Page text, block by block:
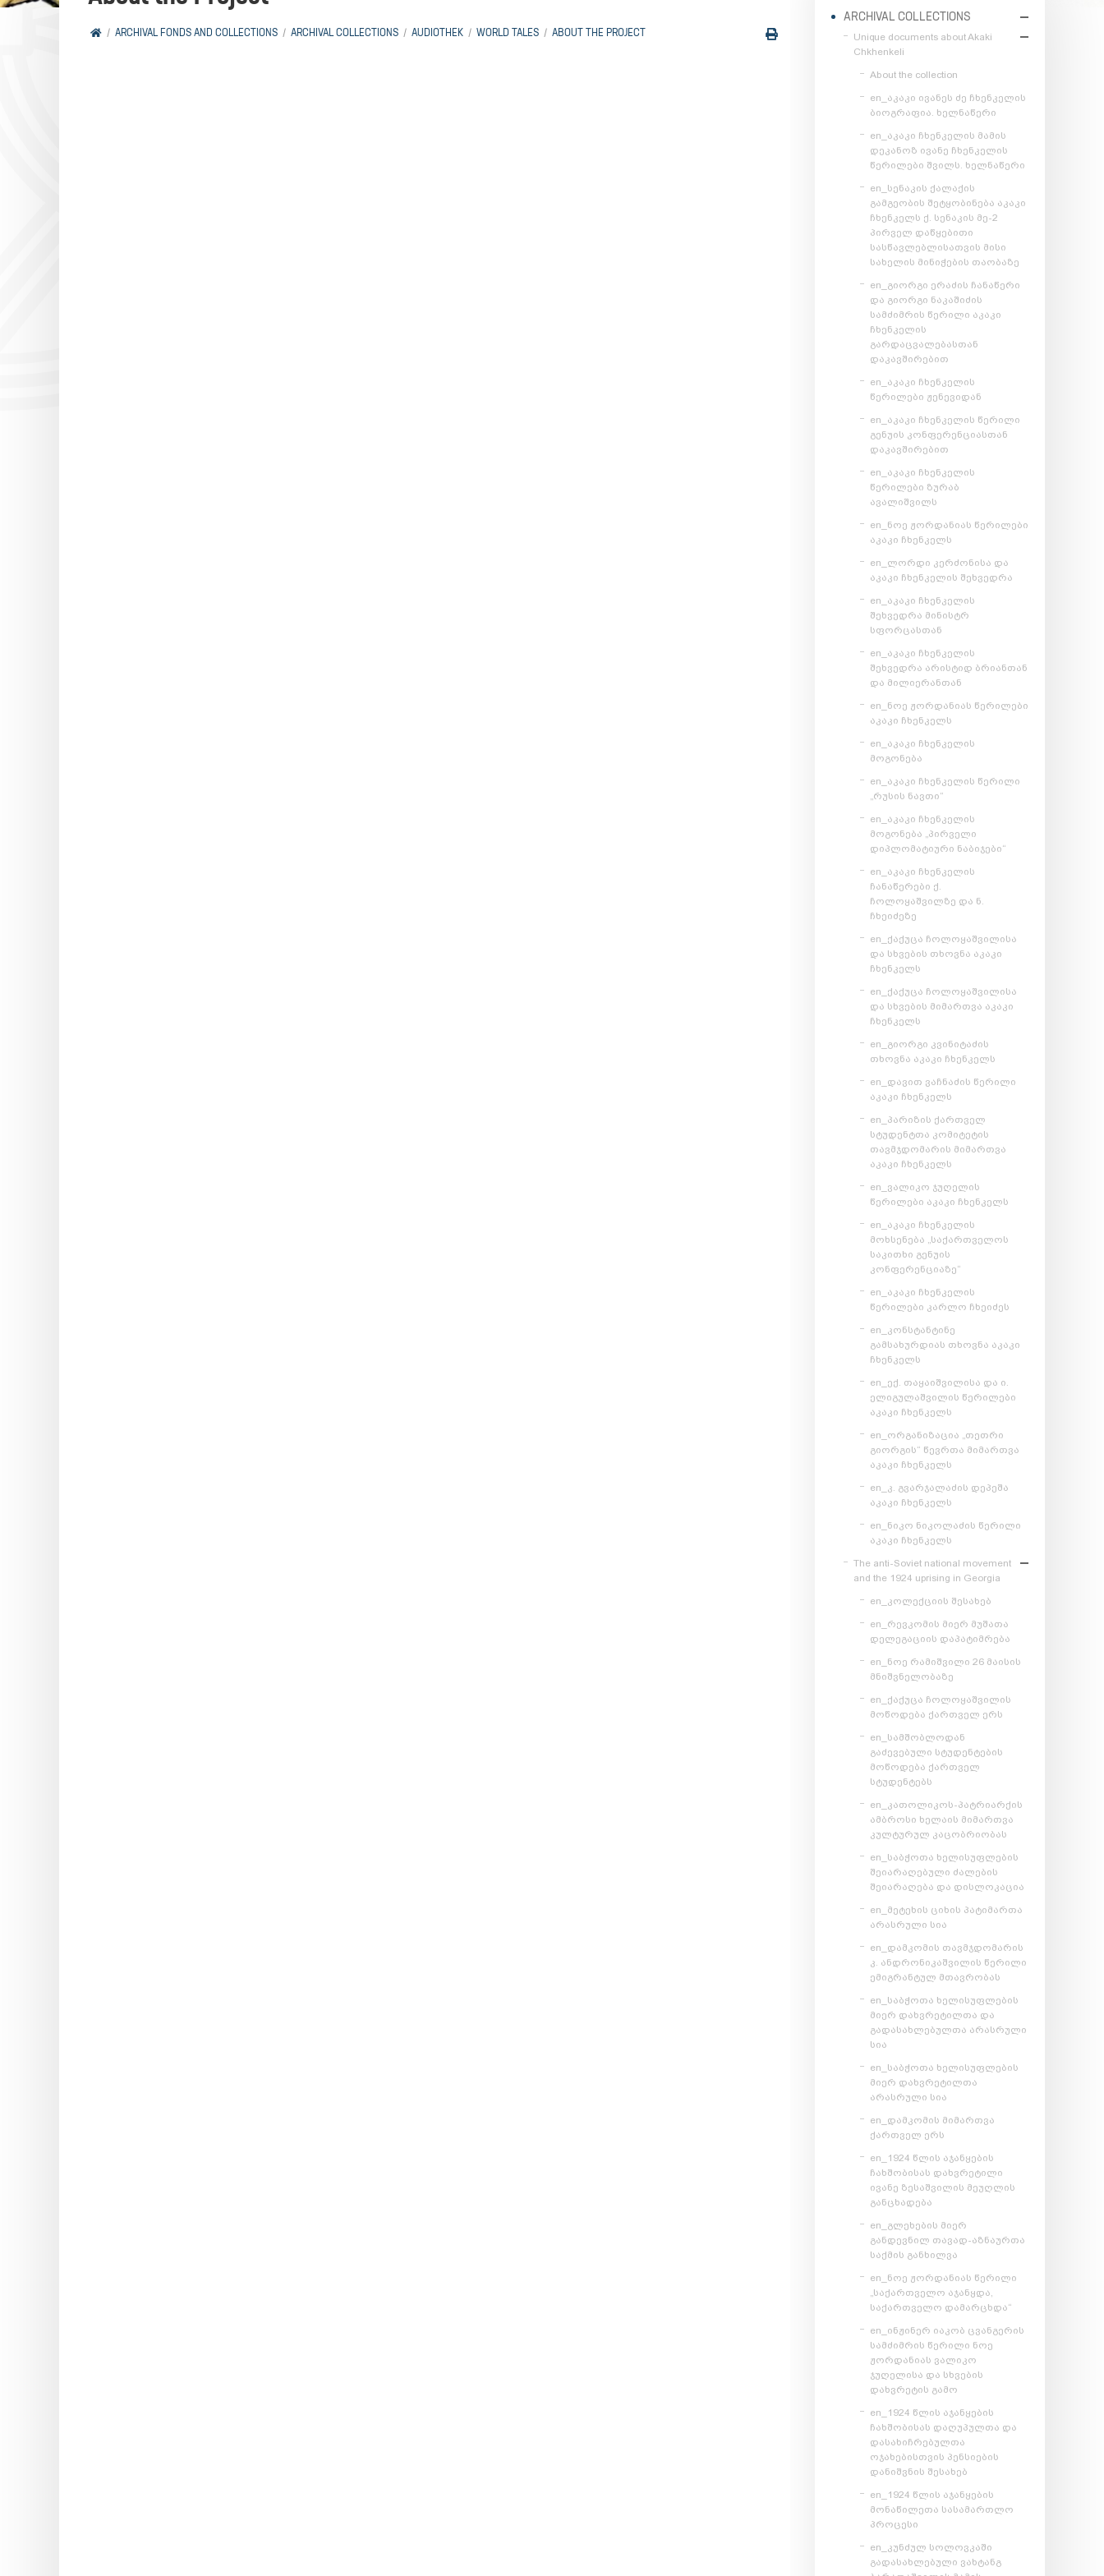
ARCHIVAL FONDS AND COLLECTIONS ARCHIVAL COLLECTIONS AUDIOTHEK WORLD TALES ABOUT THE PROJECT
ARCHIVAL COLLECTIONS
Unique documents about Akaki
Chkhenkeli
About the collection
en_აკაკი ივანეს ძე ჩხენკელის
ბიოგრაფია. ხელნაწერი
en_აკაკი ჩხენკელის მამის
დეკანოზ ივანე ჩხენკელის
წერილები შვილს. ხელნაწერი
en_სენაკის ქალაქის
გამგეობის შეტყობინება აკაკი
ჩხენკელს ქ. სენაკის მე-2
პირველ დაწყებითი
სასწავლებლისათვის მისი
სახელის მინიჭების თაობაზე
en_გიორგი ერაძის ჩანაწერი
და გიორგი ნაკაშიძის
სამძიმრის წერილი აკაკი
ჩხენკელის
გარდაცვალებასთან
დაკავშირებით
en_აკაკი ჩხენკელის
წერილები ჟენევიდან
en_აკაკი ჩხენკელის წერილი
გენუის კონფერენციასთან
დაკავშირებით
en_აკაკი ჩხენკელის
წერილები ზურაბ
ავალიშვილს
en_ნოე ჟორდანიას წერილები
აკაკი ჩხენკელს
en_ლორდი კერძონისა და
აკაკი ჩხენკელის შეხვედრა
en_აკაკი ჩხენკელის
შეხვედრა მინისტრ
სფორცასთან
en_აკაკი ჩხენკელის
შეხვედრა არისტიდ ბრიანთან
და მილიერანთან
en_ნოე ჟორდანიას წერილები
აკაკი ჩხენკელს
en_აკაკი ჩხენკელის
მოგონება
en_აკაკი ჩხენკელის წერილი
„რუსის ნავთი“
en_აკაკი ჩხენკელის
მოგონება „პირველი
დიპლომატიური ნაბიჯები“
en_აკაკი ჩხენკელის
ჩანაწერები ქ.
ჩოლოყაშვილზე და ნ.
ჩხეიძეზე
en_ქაქუცა ჩოლოყაშვილისა
და სხვების თხოვნა აკაკი
ჩხენკელს
en_ქაქუცა ჩოლოყაშვილისა
და სხვების მიმართვა აკაკი
ჩხენკელს
en_გიორგი კვინიტაძის
თხოვნა აკაკი ჩხენკელს
en_დავით ვაჩნაძის წერილი
აკაკი ჩხენკელს
en_პარიზის ქართველ
სტუდენტთა კომიტეტის
თავმჯდომარის მიმართვა
აკაკი ჩხენკელს
en_ვალიკო ჯუღელის
წერილები აკაკი ჩხენკელს
en_აკაკი ჩხენკელის
მოხსენება „საქართველოს
საკითხი გენუის
კონფერენციაზე“
en_აკაკი ჩხენკელის
წერილები კარლო ჩხეიძეს
en_კონსტანტინე
გამსახურდიას თხოვნა აკაკი
ჩხენკელს
en_ექ. თაყაიშვილისა და ი.
ელიგულაშვილის წერილები
აკაკი ჩხენკელს
en_ორგანიზაცია „თეთრი
გიორგის“ წევრთა მიმართვა
აკაკი ჩხენკელს
en_კ. გვარჯალაძის დეპეშა
აკაკი ჩხენკელს
en_ნიკო ნიკოლაძის წერილი
აკაკი ჩხენკელს
The anti-Soviet national movement
and the 1924 uprising in Georgia
en_კოლექციის შესახებ
en_რევკომის მიერ მუშათა
დელეგაციის დაპატიმრება
en_ნოე რამიშვილი 26 მაისის
მნიშვნელობაზე
en_ქაქუცა ჩოლოყაშვილის
მოწოდება ქართველ ერს
en_სამშობლოდან
გაძევებული სტუდენტების
მოწოდება ქართველ
სტუდენტებს
en_კათოლიკოს-პატრიარქის
ამბროსი ხელაის მიმართვა
კულტურულ კაცობრიობას
en_საბჭოთა ხელისუფლების
შეიარაღებული ძალების
შეიარაღება და დისლოკაცია
en_მეტეხის ციხის პატიმართა
არასრული სია
en_დამკომის თავმჯდომარის
კ. ანდრონიკაშვილის წერილი
ემიგრანტულ მთავრობას
en_საბჭოთა ხელისუფლების
მიერ დახვრეტილთა და
გადასახლებულთა არასრული
სია
en_საბჭოთა ხელისუფლების
მიერ დახვრეტილთა
არასრული სია
en_დამკომის მიმართვა
ქართველ ერს
en_1924 წლის აჯანყების
ჩახშობისას დახვრეტილი
ივანე ზესაშვილის მეუღლის
განცხადება
en_გლეხების მიერ
განდევნილ თავად-აზნაურთა
საქმის განხილვა
en_ნოე ჟორდანიას წერილი
„საქართველო აჯანყდა,
საქართველო დამარცხდა“
en_ინჟინერ იაკობ ცვანგერის
სამძიმრის წერილი ნოე
ჟორდანიას ვალიკო
ჯუღელისა და სხვების
დახვრეტის გამო
en_1924 წლის აჯანყების
ჩახშობისას დაღუპულთა და
დასახიჩრებულთა
ოჯახებისთვის პენსიების
დანიშვნის შესახებ
en_1924 წლის აჯანყების
მონაწილეთა სასამართლო
პროცესი
en_კუნძულ სოლოვკაში
გადასახლებული ვახტანგ